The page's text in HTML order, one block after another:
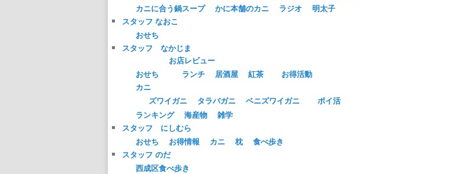
カニに合う鍋スープ
かに本舗のカニ ラジオ
明太子
スタッフ なおこ
おせち
スタッフ なかじま
おせち
お店レビュー
ランチ
居酒屋 紅茶
お得活動
カニ
ズワイガニ
タラバガニ ベニズワイガニ
ポイ活
ランキング
海産物
雑学
スタッフ にしむら
おせち
お得情報 カニ 枕
食べ歩き
スタッフ のだ
西成区食べ歩き